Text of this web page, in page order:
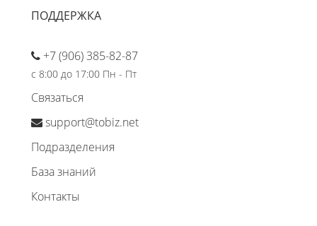
ПОДДЕРЖКА
+7 (906) 385-82-87
с 8:00 до 17:00 Пн - Пт
Связаться
support@tobiz.net
Подразделения
База знаний
Контакты